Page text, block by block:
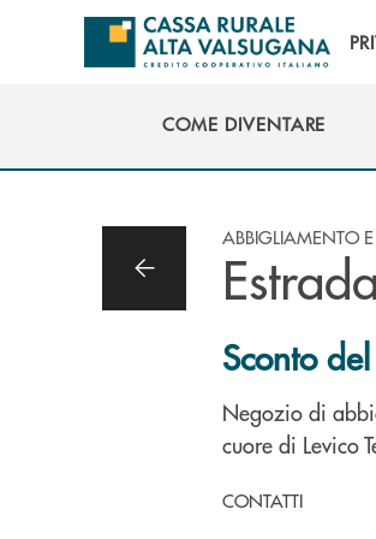
Salta al contenuto principale
COME DIVENTARE
ABBIGLIAMENTO
Sconto
Negozio di
cuore di Levico
CONTATTI